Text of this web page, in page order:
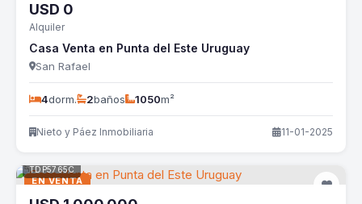
USD 0
Alquiler
Casa Venta en Punta del Este Uruguay
San Rafael
4dorm. 2baños 1050m²
Nieto y Páez Inmobiliaria 11-01-2025
EN VENTA
TDP5765C